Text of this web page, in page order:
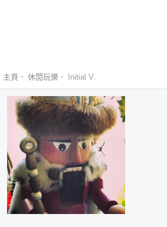
主頁 休閒玩樂 Initial V.